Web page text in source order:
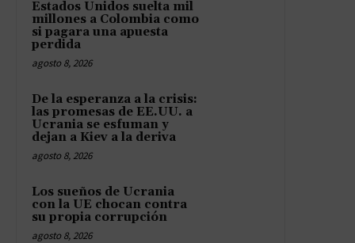
Estados Unidos suelta mil
millones a Colombia como
si pagara una apuesta
perdida
agosto 8, 2026
De la esperanza a la crisis:
las promesas de EE.UU. a
Ucrania se esfuman y
dejan a Kiev a la deriva
agosto 8, 2026
Los sueños de Ucrania
con la UE chocan contra
su propia corrupción
agosto 8, 2026